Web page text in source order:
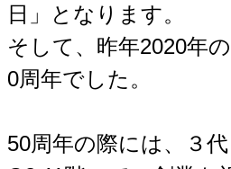
日」となります。
そして、昨年2020年
0周年でした。
50周年の際には、３代